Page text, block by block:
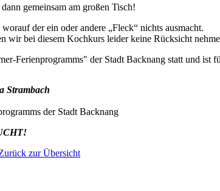
gemeinsam am großen Tisch!
der ein oder andere „Fleck“ nichts ausmacht.
wir bei diesem Kochkurs leider keine Rücksicht
Ferienprogramms" der Stadt Backnang statt und ist
Strambach
der Stadt Backnang
zur Übersicht